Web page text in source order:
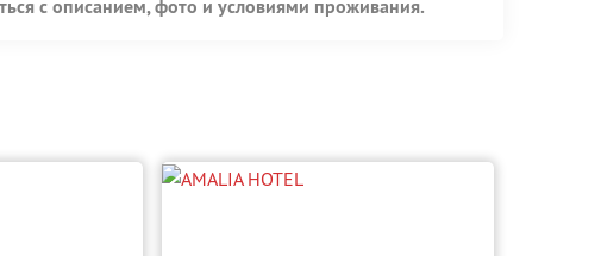
с описанием, фото и условиями проживания.